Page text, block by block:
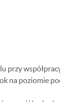
przy
na poziomie